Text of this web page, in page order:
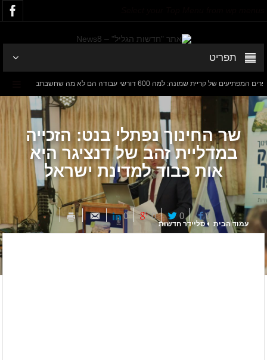
תפריט
קריית שמונה: למה 600 דורשי עבודה הם לא מה שחשבתם?
דנציגר-אורט – הדיבייט של המדינה
שר החינוך נפתלי בנט: הזכייה
במדליית זהב של דנציגר היא
אות כבוד למדינת ישראל
0
0
0
0
עמוד הבית סליידר חדשות